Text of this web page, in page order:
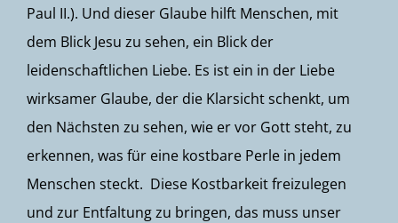
Paul II.). Und dieser Glaube hilft Menschen, mit
dem Blick Jesu zu sehen, ein Blick der
leidenschaftlichen Liebe. Es ist ein in der Liebe
wirksamer Glaube, der die Klarsicht schenkt, um
den Nächsten zu sehen, wie er vor Gott steht, zu
erkennen, was für eine kostbare Perle in jedem
Menschen steckt. Diese Kostbarkeit freizulegen
und zur Entfaltung zu bringen, das muss unser